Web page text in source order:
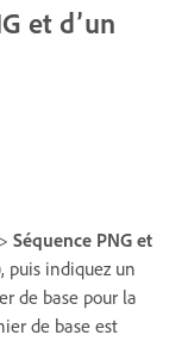
et d’un
> Séquence PNG et
puis indiquez un
de base pour la
de base est